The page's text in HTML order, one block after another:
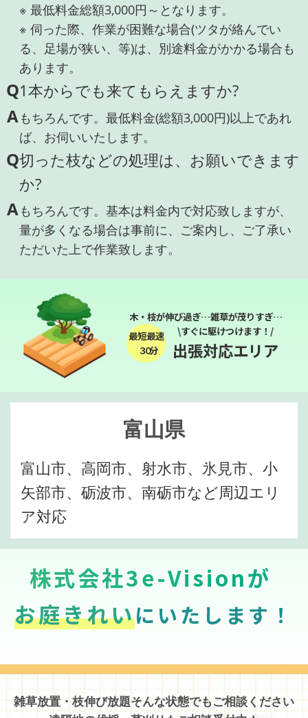
※ 最低料金総額3,000円～となります。
※ 伺った際、作業が困難な場合(ツタが絡んでい
る、足場が狭い、等)は、別途料金がかかる場合も
あります。
Q1本からでも来てもらえますか?
Aもちろんです。最低料金(総額3,000円)以上であれ
ば、お伺いいたします。
Q切った枝などの処理は、お願いできます
か?
Aもちろんです。基本は料金内で対応致しますが、
量が多くなる場合は事前に、ご案内し、ご了承い
ただいた上で作業致します。
木・枝が伸び過ぎ…雑草が茂りすぎ…
最短最速
３０分
\すぐに駆けつけます！/
出張対応エリア
富山県
富山市、高岡市、射水市、氷見市、小
矢部市、砺波市、南砺市など周辺エリ
ア対応
株式会社3e-Visionが
お庭きれいにいたします！
雑草放置・枝伸び放題そんな状態でもご相談ください